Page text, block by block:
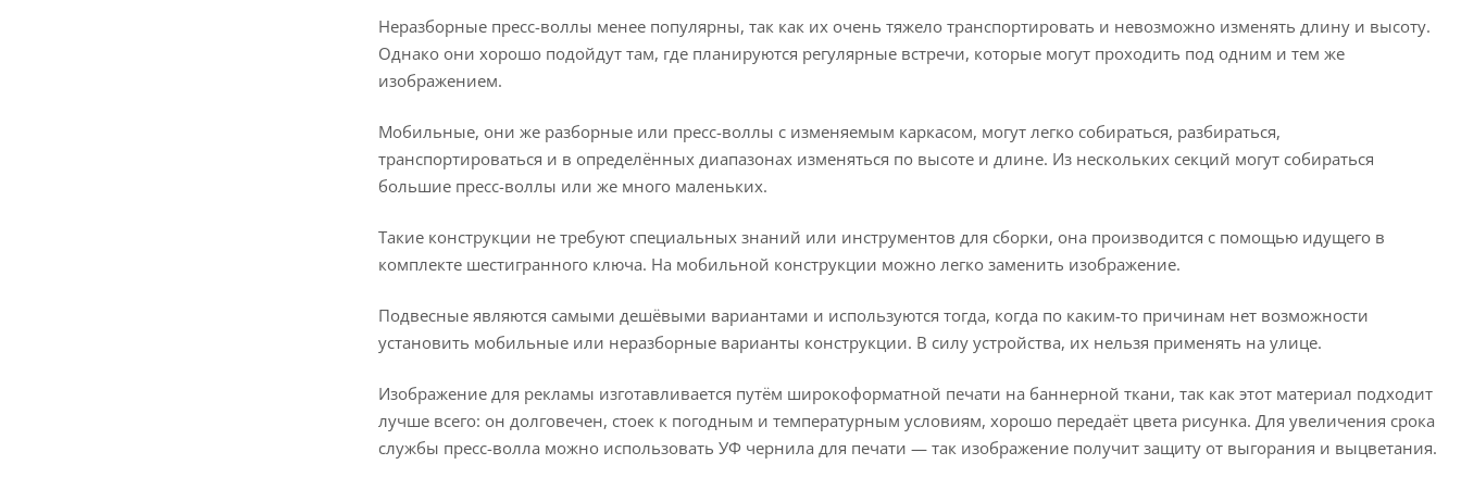
Неразборные пресс-воллы менее популярны, так как их очень тяжело транспортировать и невозможно изменять длину и высоту.
Однако они хорошо подойдут там, где планируются регулярные встречи, которые могут проходить под одним и тем же
изображением.
Мобильные, они же разборные или пресс-воллы с изменяемым каркасом, могут легко собираться, разбираться,
транспортироваться и в определённых диапазонах изменяться по высоте и длине. Из нескольких секций могут собираться
большие пресс-воллы или же много маленьких.
Такие конструкции не требуют специальных знаний или инструментов для сборки, она производится с помощью идущего в
комплекте шестигранного ключа. На мобильной конструкции можно легко заменить изображение.
Подвесные являются самыми дешёвыми вариантами и используются тогда, когда по каким-то причинам нет возможности
установить мобильные или неразборные варианты конструкции. В силу устройства, их нельзя применять на улице.
Изображение для рекламы изготавливается путём широкоформатной печати на баннерной ткани, так как этот материал подходит
лучше всего: он долговечен, стоек к погодным и температурным условиям, хорошо передаёт цвета рисунка. Для увеличения срока
службы пресс-волла можно использовать УФ чернила для печати — так изображение получит защиту от выгорания и выцветания.